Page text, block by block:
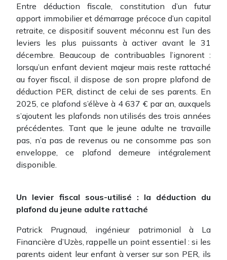
Entre déduction fiscale, constitution d’un futur
apport immobilier et démarrage précoce d’un capital
retraite, ce dispositif souvent méconnu est l’un des
leviers les plus puissants à activer avant le 31
décembre. Beaucoup de contribuables l’ignorent :
lorsqu’un enfant devient majeur mais reste rattaché
au foyer fiscal, il dispose de son propre plafond de
déduction PER, distinct de celui de ses parents. En
2025, ce plafond s’élève à 4 637 € par an, auxquels
s’ajoutent les plafonds non utilisés des trois années
précédentes. Tant que le jeune adulte ne travaille
pas, n’a pas de revenus ou ne consomme pas son
enveloppe, ce plafond demeure intégralement
disponible.
Un levier fiscal sous-utilisé : la déduction du
plafond du jeune adulte rattaché
Patrick Prugnaud, ingénieur patrimonial à La
Financière d’Uzès, rappelle un point essentiel : si les
parents aident leur enfant à verser sur son PER, ils